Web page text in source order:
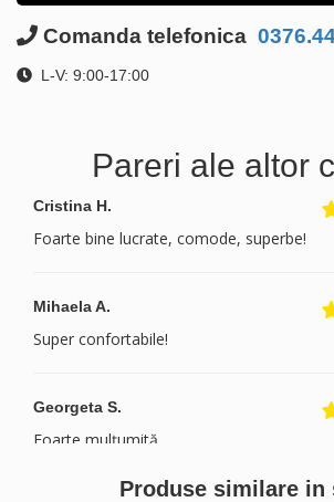
Comanda telefonica
L-V: 9:00-17:00
Pareri ale altor
Cristina H.
Foarte bine lucrate, comode, superbe!
Mihaela A.
Super confortabile!
Georgeta S.
Foarte mulțumită
Produse similare in